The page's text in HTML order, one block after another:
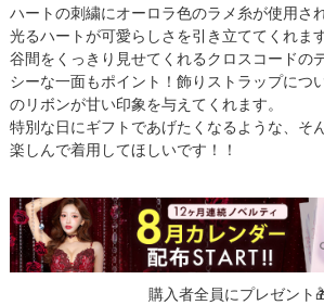
ハートの刺繍にオーロラ色のラメ糸が使用さ
光るハートが可愛らしさを引き立ててくれます
谷間をくっきり見せてくれるクロスコードの
シーな一面もポイント！飾りストラップにつ
のリボンが甘い印象を与えてくれます。
特別な日にギフトであげたくなるような、そ
楽しんで着用してほしいです！！
購入者全員にプレゼント